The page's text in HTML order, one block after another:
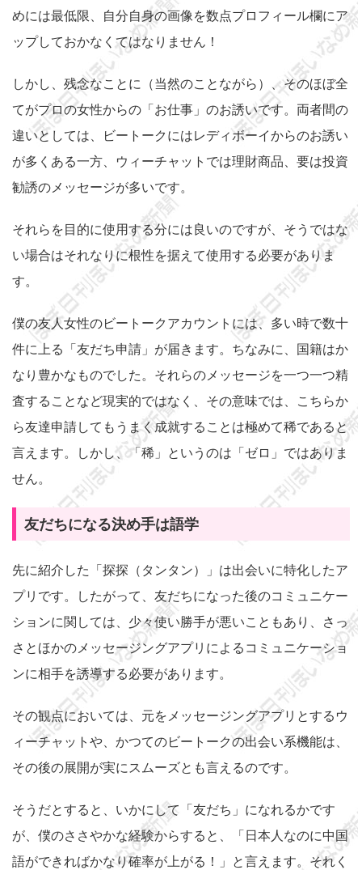
めには最低限、自分自身の画像を数点プロフィール欄にア
ップしておかなくてはなりません！
しかし、残念なことに（当然のことながら）、そのほぼ全
てがプロの女性からの「お仕事」のお誘いです。両者間の
違いとしては、ビートークにはレディボーイからのお誘い
が多くある一方、ウィーチャットでは理財商品、要は投資
勧誘のメッセージが多いです。
それらを目的に使用する分には良いのですが、そうではな
い場合はそれなりに根性を据えて使用する必要がありま
す。
僕の友人女性のビートークアカウントには、多い時で数十
件に上る「友だち申請」が届きます。ちなみに、国籍はか
なり豊かなものでした。それらのメッセージを一つ一つ精
査することなど現実的ではなく、その意味では、こちらか
ら友達申請してもうまく成就することは極めて稀であると
言えます。しかし、「稀」というのは「ゼロ」ではありま
せん。
友だちになる決め手は語学
先に紹介した「探探（タンタン）」は出会いに特化したア
プリです。したがって、友だちになった後のコミュニケー
ションに関しては、少々使い勝手が悪いこともあり、さっ
さとほかのメッセージングアプリによるコミュニケーショ
ンに相手を誘導する必要があります。
その観点においては、元をメッセージングアプリとするウ
ィーチャットや、かつてのビートークの出会い系機能は、
その後の展開が実にスムーズとも言えるのです。
そうだとすると、いかにして「友だち」になれるかです
が、僕のささやかな経験からすると、「日本人なのに中国
語ができればかなり確率が上がる！」と言えます。それく